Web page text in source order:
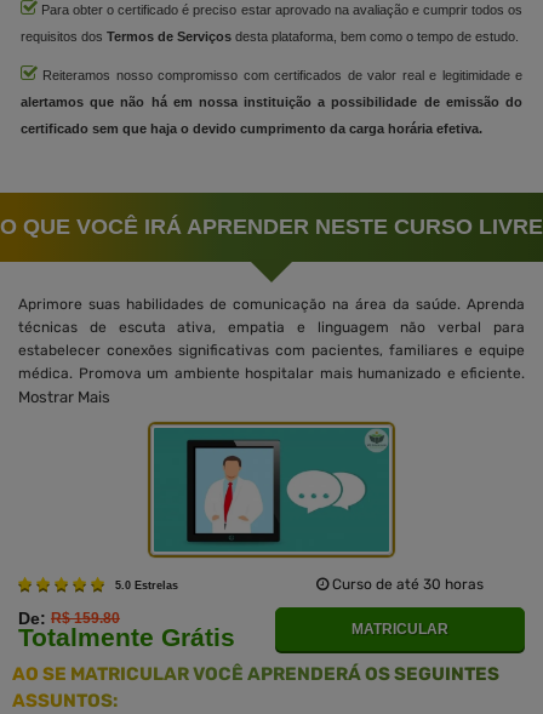
Para obter o certificado é preciso estar aprovado na avaliação e cumprir todos os
requisitos dos Termos de Serviços desta plataforma, bem como o tempo de estudo.
Reiteramos nosso compromisso com certificados de valor real e legitimidade e
alertamos que não há em nossa instituição a possibilidade de emissão do
certificado sem que haja o devido cumprimento da carga horária efetiva.
O QUE VOCÊ IRÁ APRENDER NESTE CURSO LIVRE
Aprimore suas habilidades de comunicação na área da saúde. Aprenda
técnicas de escuta ativa, empatia e linguagem não verbal para
estabelecer conexões significativas com pacientes, familiares e equipe
médica. Promova um ambiente hospitalar mais humanizado e eficiente.
Mostrar Mais
5.0 Estrelas Curso de até 30 horas
De: R$ 159.80
Totalmente Grátis MATRICULAR
AO SE MATRICULAR VOCÊ APRENDERÁ OS SEGUINTES
ASSUNTOS: